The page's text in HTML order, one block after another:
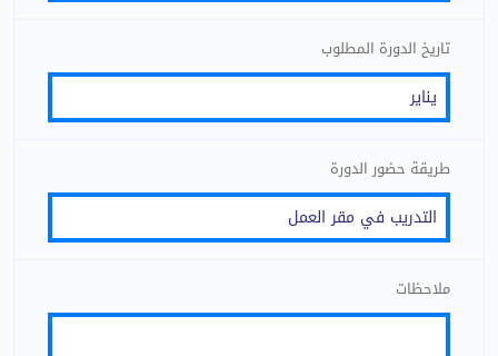
تاريخ الدورة المطلوب
طريقة حضور الدورة
ملاحظات